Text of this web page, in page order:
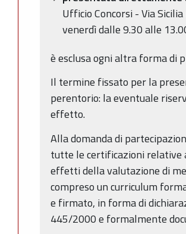
Ufficio Concorsi - Via
venerdì dalle 9.30 alle
è esclusa ogni altra forma di
Il termine fissato per la
perentorio: la eventuale
effetto.
Alla domanda di
tutte le certificazioni relative
effetti della valutazione di
compreso un curriculum
e firmato, in forma di
445/2000 e formalmente